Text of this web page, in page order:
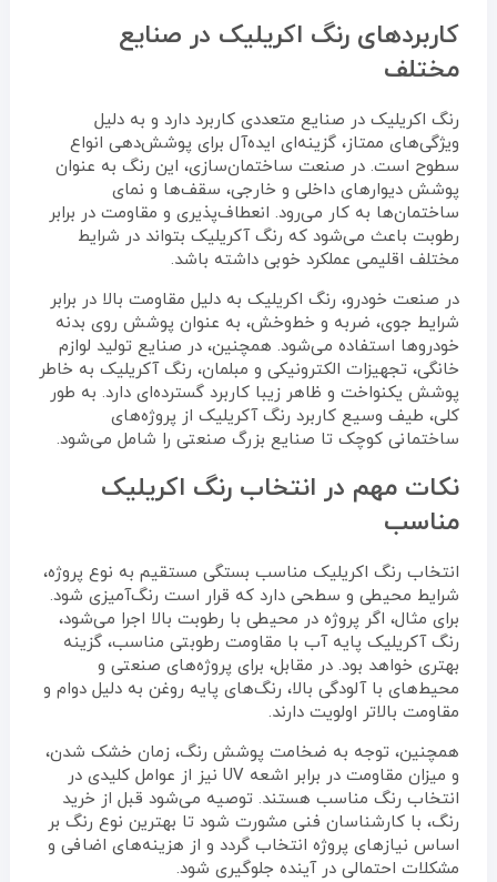
کاربردهای رنگ اکریلیک در صنایع
مختلف
رنگ اکریلیک در صنایع متعددی کاربرد دارد و به دلیل
ویژگی‌های ممتاز، گزینه‌ای ایده‌آل برای پوشش‌دهی انواع
سطوح است. در صنعت ساختمان‌سازی، این رنگ به عنوان
پوشش دیوارهای داخلی و خارجی، سقف‌ها و نمای
ساختمان‌ها به کار می‌رود. انعطاف‌پذیری و مقاومت در برابر
رطوبت باعث می‌شود که رنگ آکریلیک بتواند در شرایط
مختلف اقلیمی عملکرد خوبی داشته باشد.
در صنعت خودرو، رنگ اکریلیک به دلیل مقاومت بالا در برابر
شرایط جوی، ضربه و خط‌وخش، به عنوان پوشش روی بدنه
خودروها استفاده می‌شود. همچنین، در صنایع تولید لوازم
خانگی، تجهیزات الکترونیکی و مبلمان، رنگ آکریلیک به خاطر
پوشش یکنواخت و ظاهر زیبا کاربرد گسترده‌ای دارد. به طور
کلی، طیف وسیع کاربرد رنگ آکریلیک از پروژه‌های
ساختمانی کوچک تا صنایع بزرگ صنعتی را شامل می‌شود.
نکات مهم در انتخاب رنگ اکریلیک
مناسب
انتخاب رنگ اکریلیک مناسب بستگی مستقیم به نوع پروژه،
شرایط محیطی و سطحی دارد که قرار است رنگ‌آمیزی شود.
برای مثال، اگر پروژه در محیطی با رطوبت بالا اجرا می‌شود،
رنگ آکریلیک پایه آب با مقاومت رطوبتی مناسب، گزینه
بهتری خواهد بود. در مقابل، برای پروژه‌های صنعتی و
محیط‌های با آلودگی بالا، رنگ‌های پایه روغن به دلیل دوام و
مقاومت بالاتر اولویت دارند.
همچنین، توجه به ضخامت پوشش رنگ، زمان خشک شدن،
و میزان مقاومت در برابر اشعه UV نیز از عوامل کلیدی در
انتخاب رنگ مناسب هستند. توصیه می‌شود قبل از خرید
رنگ، با کارشناسان فنی مشورت شود تا بهترین نوع رنگ بر
اساس نیازهای پروژه انتخاب گردد و از هزینه‌های اضافی و
مشکلات احتمالی در آینده جلوگیری شود.